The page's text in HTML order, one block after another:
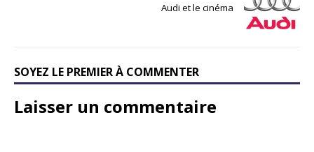
Audi et le cinéma
SOYEZ LE PREMIER À COMMENTER
Laisser un commentaire